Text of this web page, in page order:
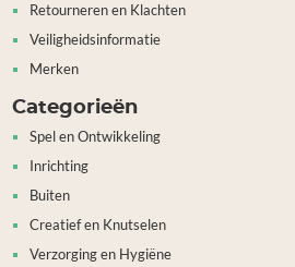
Retourneren en Klachten
Veiligheidsinformatie
Merken
Categorieën
Spel en Ontwikkeling
Inrichting
Buiten
Creatief en Knutselen
Verzorging en Hygiëne